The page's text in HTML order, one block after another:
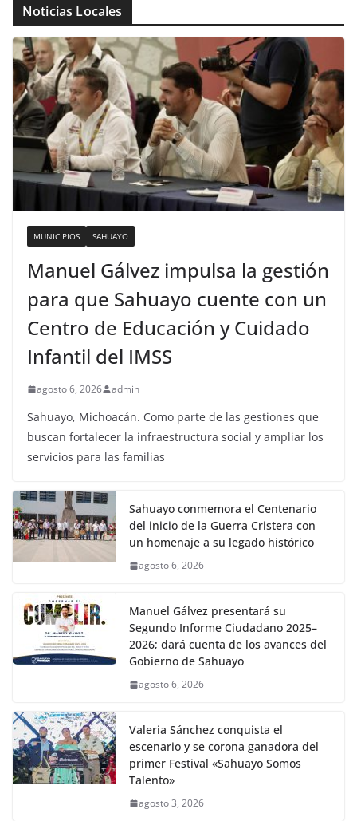
Noticias Locales
MUNICIPIOS SAHUAYO
Manuel Gálvez impulsa la gestión
para que Sahuayo cuente con un
Centro de Educación y Cuidado
Infantil del IMSS
agosto 6, 2026 admin
Sahuayo, Michoacán. Como parte de las gestiones que
buscan fortalecer la infraestructura social y ampliar los
servicios para las familias
Sahuayo conmemora el Centenario
del inicio de la Guerra Cristera con
un homenaje a su legado histórico
agosto 6, 2026
Manuel Gálvez presentará su
Segundo Informe Ciudadano 2025–
2026; dará cuenta de los avances del
Gobierno de Sahuayo
agosto 6, 2026
Valeria Sánchez conquista el
escenario y se corona ganadora del
primer Festival «Sahuayo Somos
Talento»
agosto 3, 2026